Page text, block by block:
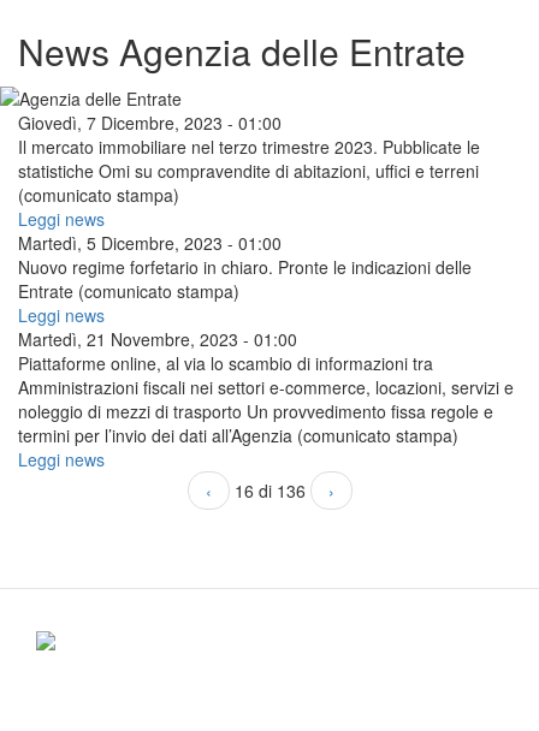
News Agenzia delle Entrate
Giovedì, 7 Dicembre, 2023 - 01:00
Il mercato immobiliare nel terzo trimestre 2023. Pubblicate le
statistiche Omi su compravendite di abitazioni, uffici e terreni
(comunicato stampa)
Leggi news
Martedì, 5 Dicembre, 2023 - 01:00
Nuovo regime forfetario in chiaro. Pronte le indicazioni delle
Entrate (comunicato stampa)
Leggi news
Martedì, 21 Novembre, 2023 - 01:00
Piattaforme online, al via lo scambio di informazioni tra
Amministrazioni fiscali nei settori e-commerce, locazioni, servizi e
noleggio di mezzi di trasporto Un provvedimento fissa regole e
termini per l’invio dei dati all’Agenzia (comunicato stampa)
Leggi news
‹
16 di 136 ›